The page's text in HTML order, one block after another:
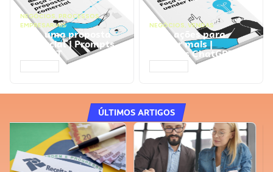
NEGÓCIOS, PROCESSOS
EMPRESARIAIS
Faça uma proposta
comercial | Prompts
ChatGPT
NEGÓCIOS, VENDAS
Faça ações para
vender mais |
Prompts ChatGPT
ÚLTIMOS ARTIGOS